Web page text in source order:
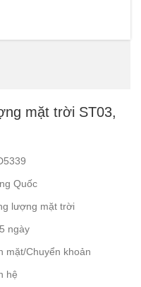
mặt trời ST03,
Quốc
lượng mặt trời
ngày
mặt/Chuyển khoản
hệ